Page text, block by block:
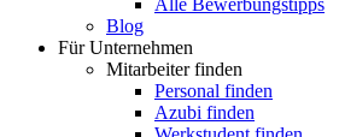
Alle Bewerbungstipps
Blog
Für Unternehmen
Mitarbeiter finden
Personal finden
Azubi finden